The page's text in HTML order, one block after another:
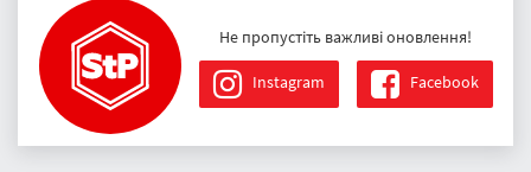
Не пропустіть важливі оновлення!
Instagram Facebook